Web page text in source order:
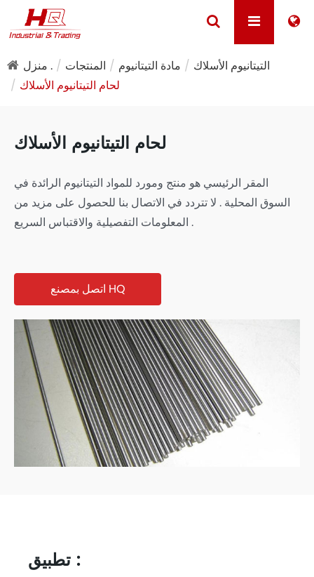
منزل . المنتجات مادة التيتانيوم
التيتانيوم الأسلاك
لحام التيتانيوم الأسلاك
لحام التيتانيوم الأسلاك
المقر الرئيسي هو منتج ومورد للمواد التيتانيوم الرائدة في
السوق المحلية . لا تتردد في الاتصال بنا للحصول على مزيد من
المعلومات التفصيلية والاقتباس السريع .
اتصل بمصنع HQ
تطبيق :